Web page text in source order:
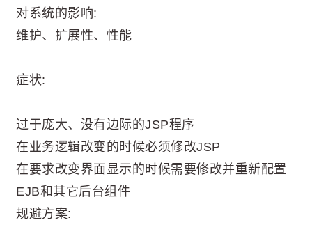
对系统的影响:
维护、扩展性、性能
症状:
过于庞大、没有边际的JSP程序
在业务逻辑改变的时候必须修改JSP
在要求改变界面显示的时候需要修改并重新配置
EJB和其它后台组件
规避方案: